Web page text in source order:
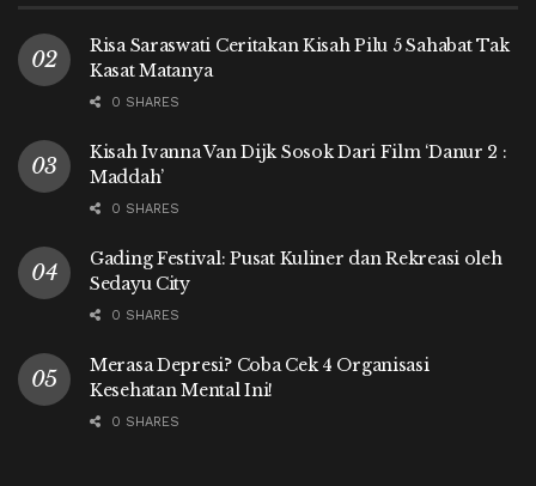
Risa Saraswati Ceritakan Kisah Pilu 5 Sahabat Tak
Kasat Matanya
0 SHARES
Kisah Ivanna Van Dijk Sosok Dari Film ‘Danur 2 :
Maddah’
0 SHARES
Gading Festival: Pusat Kuliner dan Rekreasi oleh
Sedayu City
0 SHARES
Merasa Depresi? Coba Cek 4 Organisasi
Kesehatan Mental Ini!
0 SHARES